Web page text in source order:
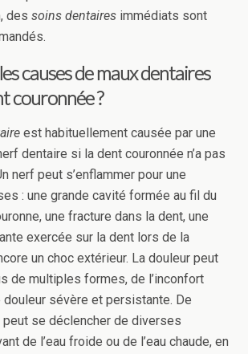
des soins dentaires immédiats sont
causes de maux dentaires
couronnée ?
est habituellement causée par une
dentaire si la dent couronnée n’a pas
nerf peut s’enflammer pour une
: une grande cavité formée au fil du
une fracture dans la dent, une
exercée sur la dent lors de la
un choc extérieur. La douleur peut
de multiples formes, de l’inconfort
douleur sévère et persistante. De
peut se déclencher de diverses
de l’eau froide ou de l’eau chaude, en